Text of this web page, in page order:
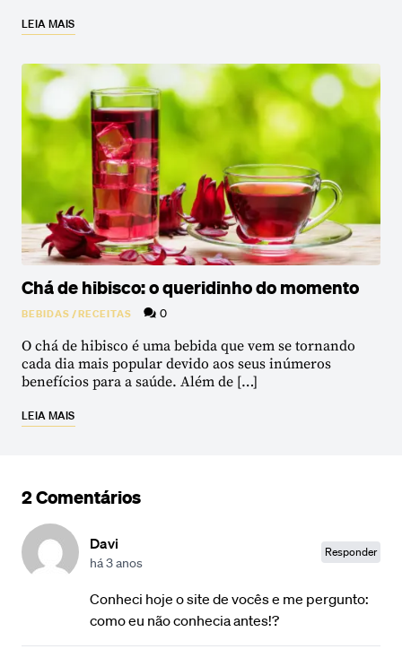
LEIA MAIS
Chá de hibisco: o queridinho do momento
BEBIDAS/RECEITAS 0
O chá de hibisco é uma bebida que vem se tornando
cada dia mais popular devido aos seus inúmeros
benefícios para a saúde. Além de […]
LEIA MAIS
2 Comentários
Davi
há 3 anos
Responder
Conheci hoje o site de vocês e me pergunto:
como eu não conhecia antes!?